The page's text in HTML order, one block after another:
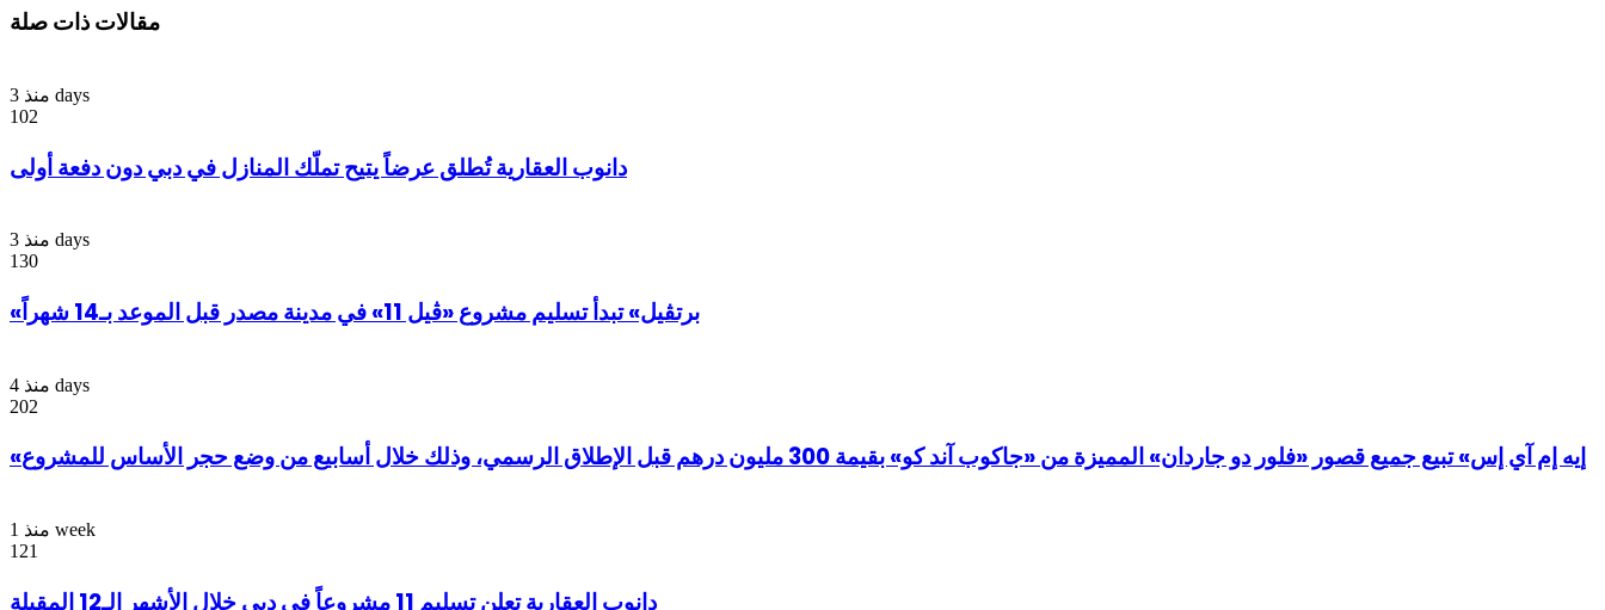
مقالات ذات صلة
منذ 3 days
102
دانوب العقارية تُطلق عرضاً يتيح تملّك المنازل في دبي دون دفعة أولى
منذ 3 days
130
«برتڤيل» تبدأ تسليم مشروع «ڤيل 11» في مدينة مصدر قبل الموعد بـ14 شهراً
منذ 4 days
202
«إيه إم آي إس» تبيع جميع قصور «فلور دو جاردان» المميزة من «جاكوب آند كو» بقيمة 300 مليون درهم قبل الإطلاق الرسمي، وذلك خلال أسابيع من وضع حجر الأساس للمشروع
منذ 1 week
121
دانوب العقارية تعلن تسليم 11 مشروعاً في دبي خلال الأشهر الـ12 المقبلة